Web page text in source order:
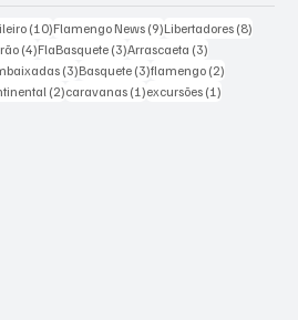
(10)10 posts
Flamengo News (9)9 posts
Libertadores (8)
(4)4 posts
FlaBasquete (3)3 posts
Arrascaeta (3)
(3)3 posts
Basquete (3)3 posts
flamengo (2)
(2)2 posts
caravanas (1)1 post
excursões (1)